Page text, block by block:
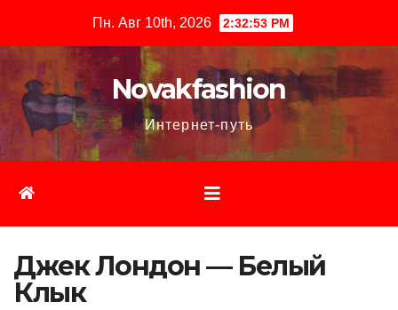
содержимому
Пн. Авг 10th, 2026 2:32:54 PM
Novakfashion
Интернет-путь
Джек Лондон — Белый
Клык